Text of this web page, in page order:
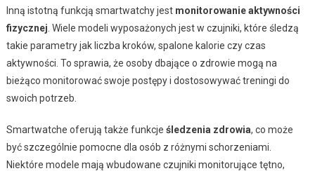
Inną istotną funkcją smartwatchy jest monitorowanie aktywności
fizycznej . Wiele modeli wyposażonych jest w czujniki, które śledzą
takie parametry jak liczba kroków, spalone kalorie czy czas
aktywności. To sprawia, że osoby dbające o zdrowie mogą na
bieżąco monitorować swoje postępy i dostosowywać treningi do
swoich potrzeb.
Smartwatche oferują także funkcje śledzenia zdrowia, co może
być szczególnie pomocne dla osób z różnymi schorzeniami.
Niektóre modele mają wbudowane czujniki monitorujące tętno,